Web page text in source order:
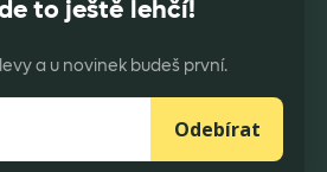
to ještě lehčí!
a u novinek budeš první.
Odebírat